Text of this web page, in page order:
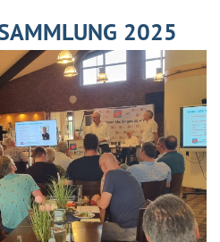
2025